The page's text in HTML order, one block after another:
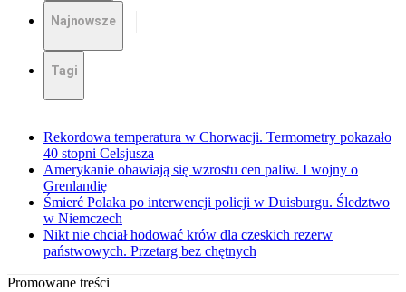
Najnowsze
Tagi
Rekordowa temperatura w Chorwacji. Termometry pokazało
40 stopni Celsjusza
Amerykanie obawiają się wzrostu cen paliw. I wojny o
Grenlandię
Śmierć Polaka po interwencji policji w Duisburgu. Śledztwo
w Niemczech
Nikt nie chciał hodować krów dla czeskich rezerw
państwowych. Przetarg bez chętnych
Promowane treści